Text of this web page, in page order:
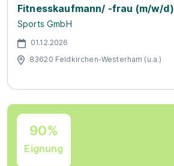
Fitnesskaufmann/ -frau (m/w/d)
Sports GmbH
01.12.2026
83620 Feldkirchen-Westerham (u.a.)
90%
Eignung